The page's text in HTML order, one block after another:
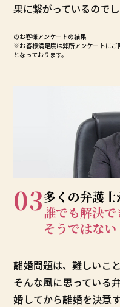
果に繋がっているのでし
のお客様アンケートの結果
※お客様満足度は弊所アンケートにご
となっております。
03多くの弁護士
誰でも解決で
そうではない
離婚問題は、難しいこ
そんな風に思っている
婚してから離婚を決意